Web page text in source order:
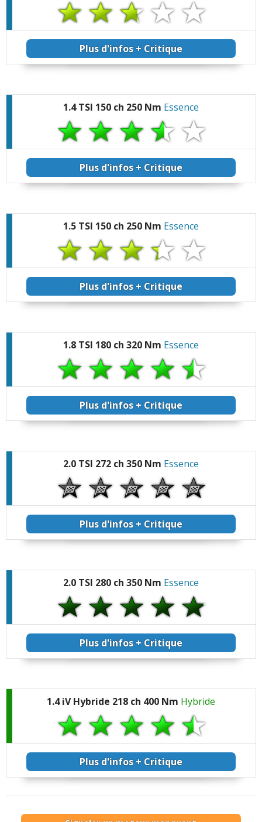
Plus d'infos + Critique
1.4 TSI 150 ch 250 Nm Essence
Plus d'infos + Critique
1.5 TSI 150 ch 250 Nm Essence
Plus d'infos + Critique
1.8 TSI 180 ch 320 Nm Essence
Plus d'infos + Critique
2.0 TSI 272 ch 350 Nm Essence
Plus d'infos + Critique
2.0 TSI 280 ch 350 Nm Essence
Plus d'infos + Critique
1.4 iV Hybride 218 ch 400 Nm Hybride
Plus d'infos + Critique